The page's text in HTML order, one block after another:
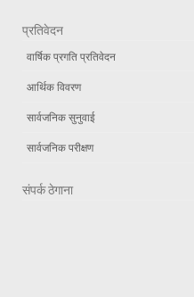
प्रतिवेदन
वार्षिक प्रगति प्रतिवेदन
आर्थिक विवरण
सार्वजनिक सुनुवाई
सार्वजनिक परीक्षण
संपर्क ठेगाना